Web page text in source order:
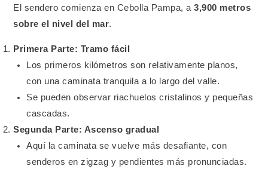
El sendero comienza en Cebolla Pampa, a3,900 metros
sobre el nivel del mar.
Primera Parte: Tramo fácil
Los primeros kilómetros son relativamente planos,
con una caminata tranquila a lo largo del valle.
Se pueden observar riachuelos cristalinos y pequeñas
cascadas.
Segunda Parte: Ascenso gradual
Aquí la caminata se vuelve más desafiante, con
senderos en zigzag y pendientes más pronunciadas.